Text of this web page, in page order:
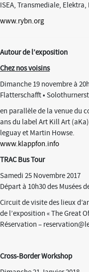
ISEA, Transmediale,
www.rybn.org
Autour de l’exposition
Chez nos voisins
Dimanche 19 novembre à 20h
Flatterschafft •
en parallèle de la venue du
ans du label Art Kill Art
leguay et Martin Howse.
www.klappfon.info
TRAC Bus Tour
Samedi 25 Novembre 2017
Départ à 10h30 des Musées
Circuit de visite des lieux
de l’exposition « The Great
Réservation –
Cross-Border Workshop